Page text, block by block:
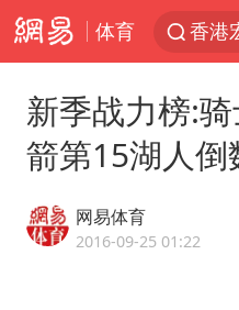
体育
香港
白海
新季战力榜:
箭第15湖人倒
网易体育
2016-09-25 01:22